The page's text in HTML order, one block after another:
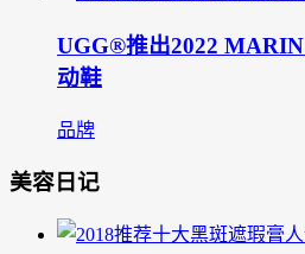
UGG®推出2022
动鞋
品牌
美容日记